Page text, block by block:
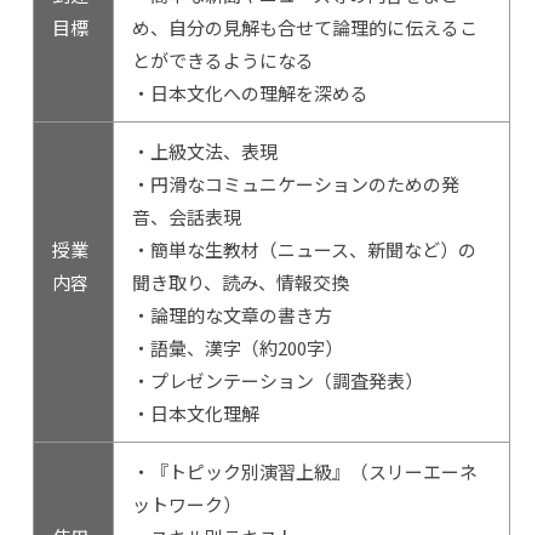
目標
め、自分の見解も合せて論理的に伝えるこ
とができるようになる
・日本文化への理解を深める
授業
内容
・上級文法、表現
・円滑なコミュニケーションのための発
音、会話表現
・簡単な生教材（ニュース、新聞など）の
聞き取り、読み、情報交換
・論理的な文章の書き方
・語彙、漢字（約200字）
・プレゼンテーション（調査発表）
・日本文化理解
・『トピック別演習上級』（スリーエーネ
ットワーク）